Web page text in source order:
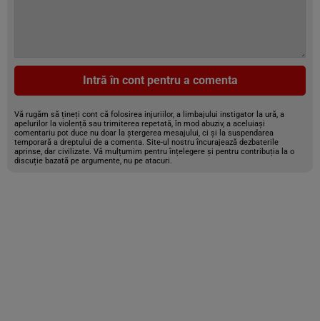
Intră în cont pentru a comenta
Vă rugăm să țineți cont că folosirea injuriilor, a limbajului instigator la ură, a
apelurilor la violență sau trimiterea repetată, în mod abuziv, a aceluiași
comentariu pot duce nu doar la ștergerea mesajului, ci și la suspendarea
temporară a dreptului de a comenta. Site-ul nostru încurajează dezbaterile
aprinse, dar civilizate. Vă mulțumim pentru înțelegere și pentru contribuția la o
discuție bazată pe argumente, nu pe atacuri.